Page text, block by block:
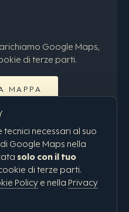
Google Maps,
di terze parti.
MAPPA
Maps →
necessari al suo
Google Maps nella
solo con il tuo
di terze parti.
Policy e nella Privacy